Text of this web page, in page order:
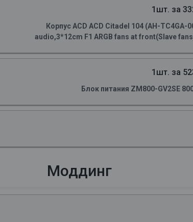
1шт. за
Корпус ACD ACD Citadel 104 (AH-TC4GA-
audio,3*12cm F1 ARGB fans at front(Slave
1шт. за
Блок питания ZM800-GV2SE
Моддинг